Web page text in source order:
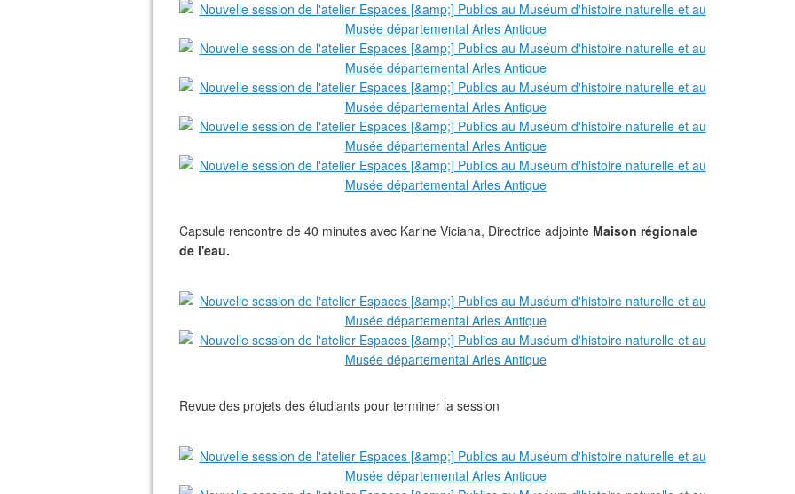
Capsule rencontre de 40 minutes avec Karine Viciana, Directrice adjointe Maison régionale
de l'eau.
Revue des projets des étudiants pour terminer la session